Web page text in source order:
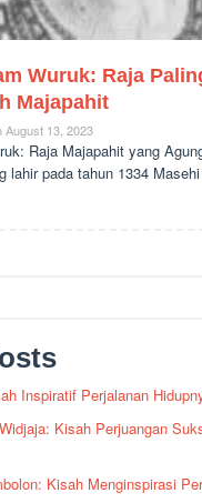
Wuruk: Raja
Majapahit
August 13, 2023
Raja Majapahit yang
lahir pada tahun 1334
Inspiratif Perjalanan
Kisah Perjuangan
Kisah Menginspirasi